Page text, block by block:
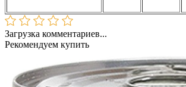
Загрузка комментариев...
Рекомендуем купить